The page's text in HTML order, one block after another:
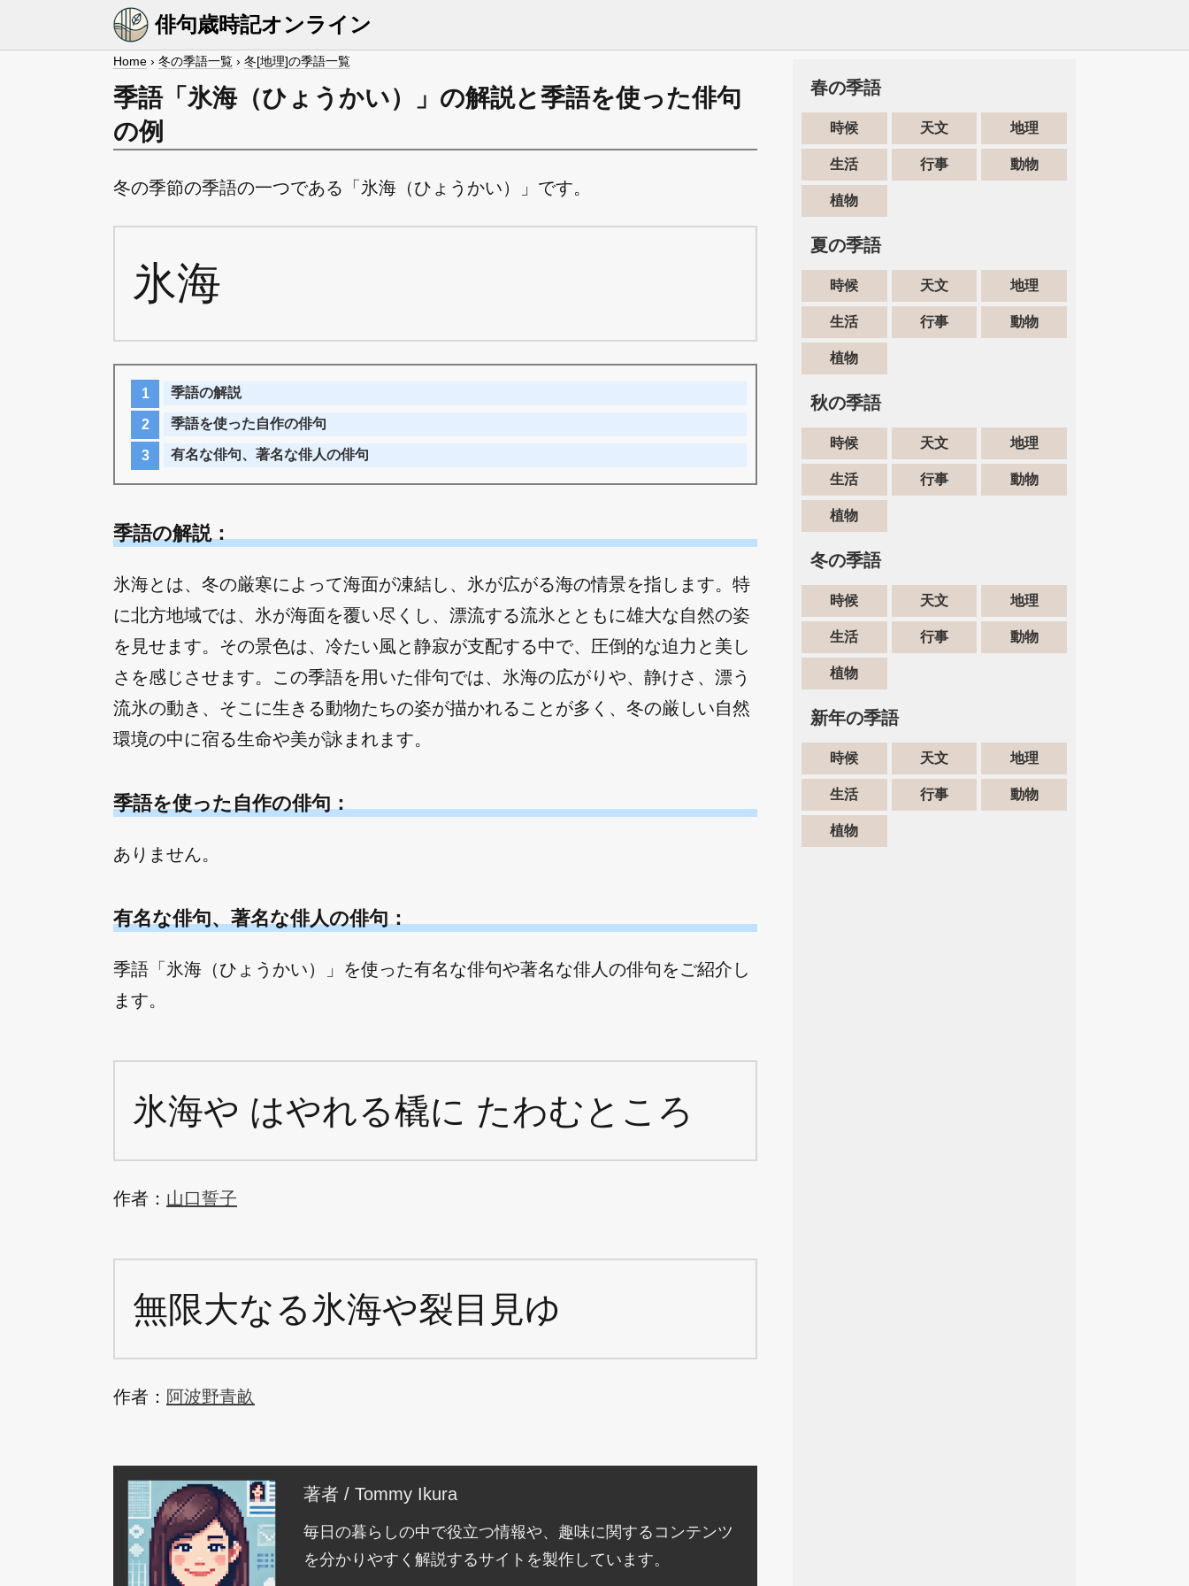
俳句歳時記オンライン
Home › 冬の季語一覧 › 冬[地理]の季語一覧
季語「氷海（ひょうかい）」の解説と季語を使った俳句
の例
冬の季節の季語の一つである「氷海（ひょうかい）」です。
氷海
季語の解説
季語を使った自作の俳句
有名な俳句、著名な俳人の俳句
季語の解説：
氷海とは、冬の厳寒によって海面が凍結し、氷が広がる海の情景を指します。特
に北方地域では、氷が海面を覆い尽くし、漂流する流氷とともに雄大な自然の姿
を見せます。その景色は、冷たい風と静寂が支配する中で、圧倒的な迫力と美し
さを感じさせます。この季語を用いた俳句では、氷海の広がりや、静けさ、漂う
流氷の動き、そこに生きる動物たちの姿が描かれることが多く、冬の厳しい自然
環境の中に宿る生命や美が詠まれます。
季語を使った自作の俳句：
ありません。
有名な俳句、著名な俳人の俳句：
季語「氷海（ひょうかい）」を使った有名な俳句や著名な俳人の俳句をご紹介し
ます。
氷海や はやれる橇に たわむところ
作者： 山口誓子
無限大なる氷海や裂目見ゆ
作者： 阿波野青畝
著者 / Tommy Ikura
毎日の暮らしの中で役立つ情報や、趣味に関するコンテンツ
を分かりやすく解説するサイトを製作しています。
春の季語
時候 天文 地理
生活 行事 動物
植物
夏の季語
時候 天文 地理
生活 行事 動物
植物
秋の季語
時候 天文 地理
生活 行事 動物
植物
冬の季語
時候 天文 地理
生活 行事 動物
植物
新年の季語
時候 天文 地理
生活 行事 動物
植物